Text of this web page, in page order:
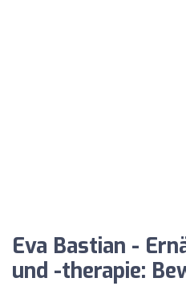
Eva Bastian -
und -therapie: